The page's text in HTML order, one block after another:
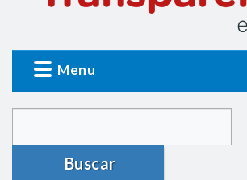
Menu
Buscar